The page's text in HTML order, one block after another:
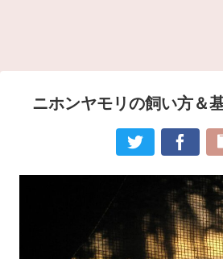
ニホンヤモリの飼い方＆